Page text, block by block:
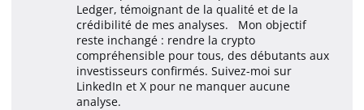
Ledger, témoignant de la qualité et de la
crédibilité de mes analyses. Mon objectif
reste inchangé : rendre la crypto
compréhensible pour tous, des débutants aux
investisseurs confirmés. Suivez-moi sur
LinkedIn et X pour ne manquer aucune
analyse.